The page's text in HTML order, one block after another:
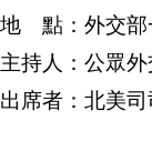
點：外交部
持人：公眾
席者：北美